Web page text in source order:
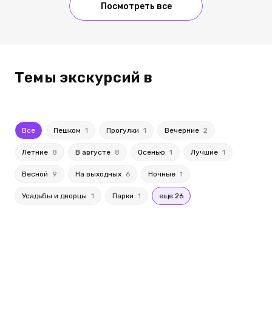
Посмотреть все
Темы экскурсий в
Все Пешком 1 Прогулки 1 Вечерние 2
Летние 8 В августе 8 Осенью 1 Лучшие 1
Весной 9 На выходных 6 Ночные 1
Усадьбы и дворцы 1 Парки 1 еще 26